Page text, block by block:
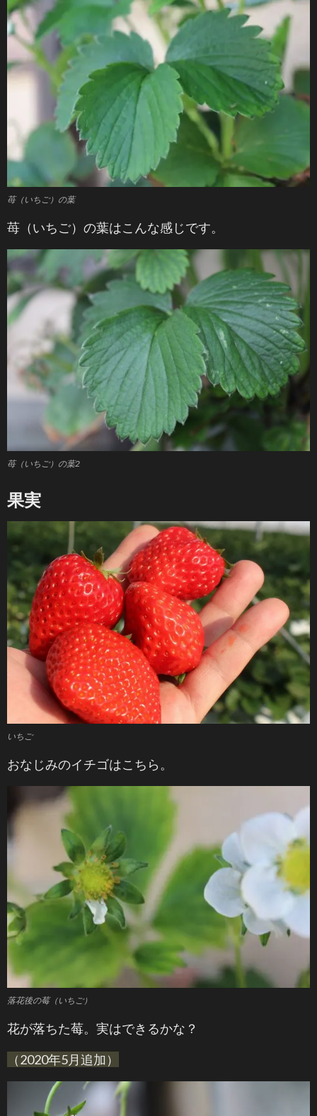
苺（いちご）の葉
苺（いちご）の葉はこんな感じです。
苺（いちご）の葉2
果実
いちご
おなじみのイチゴはこちら。
落花後の莓（いちご）
花が落ちた莓。実はできるかな？
（2020年5月追加）